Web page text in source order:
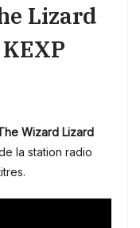
Lizard
Wizard Lizard
la station radio